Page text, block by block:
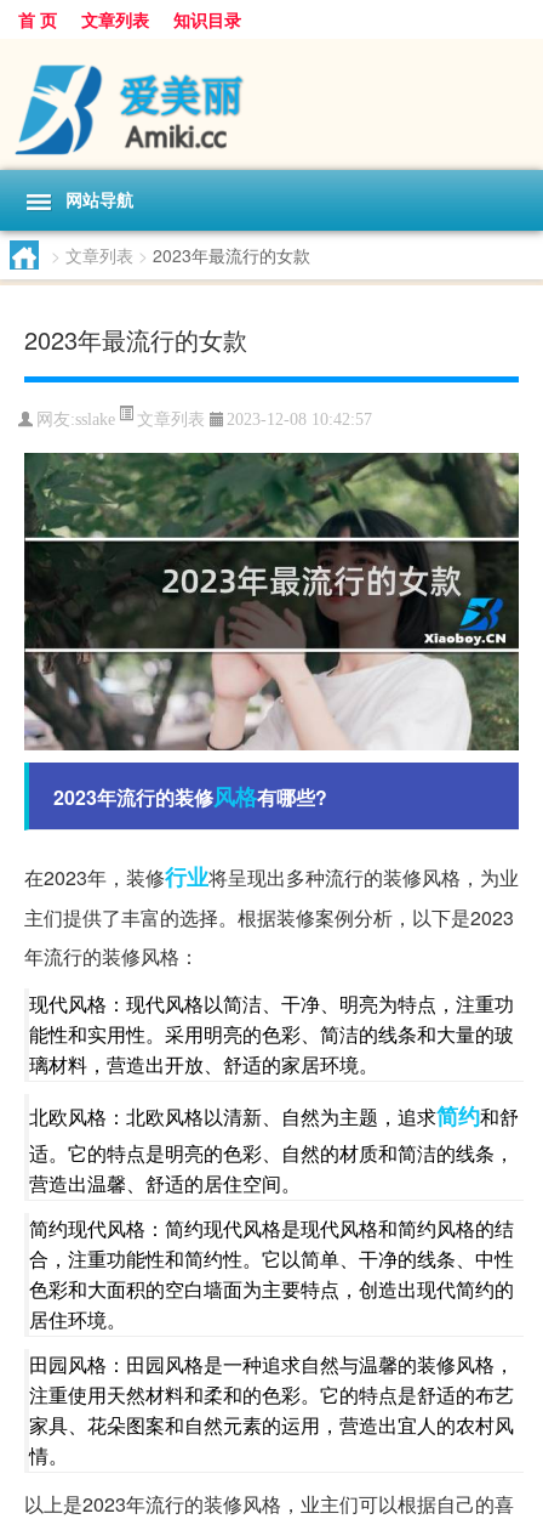
首 页 文章列表 知识目录
网站导航
> 文章列表 > 2023年最流行的女款
2023年最流行的女款
网友:sslake 文章列表 2023-12-08 10:42:57
2023年流行的装修风格有哪些?
在2023年，装修行业将呈现出多种流行的装修风格，为业
主们提供了丰富的选择。根据装修案例分析，以下是2023
年流行的装修风格：
现代风格：现代风格以简洁、干净、明亮为特点，注重功
能性和实用性。采用明亮的色彩、简洁的线条和大量的玻
璃材料，营造出开放、舒适的家居环境。
北欧风格：北欧风格以清新、自然为主题，追求简约和舒
适。它的特点是明亮的色彩、自然的材质和简洁的线条，
营造出温馨、舒适的居住空间。
简约现代风格：简约现代风格是现代风格和简约风格的结
合，注重功能性和简约性。它以简单、干净的线条、中性
色彩和大面积的空白墙面为主要特点，创造出现代简约的
居住环境。
田园风格：田园风格是一种追求自然与温馨的装修风格，
注重使用天然材料和柔和的色彩。它的特点是舒适的布艺
家具、花朵图案和自然元素的运用，营造出宜人的农村风
情。
以上是2023年流行的装修风格，业主们可以根据自己的喜